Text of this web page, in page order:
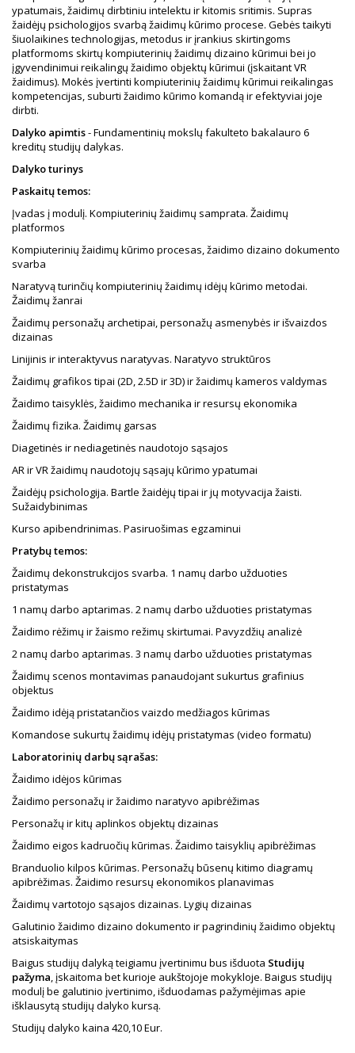
ypatumais, žaidimų dirbtiniu intelektu ir kitomis sritimis. Supras
žaidėjų psichologijos svarbą žaidimų kūrimo procese. Gebės taikyti
šiuolaikines technologijas, metodus ir įrankius skirtingoms
platformoms skirtų kompiuterinių žaidimų dizaino kūrimui bei jo
įgyvendinimui reikalingų žaidimo objektų kūrimui (įskaitant VR
žaidimus). Mokės įvertinti kompiuterinių žaidimų kūrimui reikalingas
kompetencijas, suburti žaidimo kūrimo komandą ir efektyviai joje
dirbti.
Dalyko apimtis- Fundamentinių mokslų fakulteto bakalauro 6
kreditų studijų dalykas.
Dalyko turinys
Paskaitų temos:
Įvadas į modulį. Kompiuterinių žaidimų samprata. Žaidimų
platformos
Kompiuterinių žaidimų kūrimo procesas, žaidimo dizaino dokumento
svarba
Naratyvą turinčių kompiuterinių žaidimų idėjų kūrimo metodai.
Žaidimų žanrai
Žaidimų personažų archetipai, personažų asmenybės ir išvaizdos
dizainas
Linijinis ir interaktyvus naratyvas. Naratyvo struktūros
Žaidimų grafikos tipai (2D, 2.5D ir 3D) ir žaidimų kameros valdymas
Žaidimo taisyklės, žaidimo mechanika ir resursų ekonomika
Žaidimų fizika. Žaidimų garsas
Diagetinės ir nediagetinės naudotojo sąsajos
AR ir VR žaidimų naudotojų sąsajų kūrimo ypatumai
Žaidėjų psichologija. Bartle žaidėjų tipai ir jų motyvacija žaisti.
Sužaidybinimas
Kurso apibendrinimas. Pasiruošimas egzaminui
Pratybų temos:
Žaidimų dekonstrukcijos svarba. 1 namų darbo užduoties
pristatymas
1 namų darbo aptarimas. 2 namų darbo užduoties pristatymas
Žaidimo rėžimų ir žaismo režimų skirtumai. Pavyzdžių analizė
2 namų darbo aptarimas. 3 namų darbo užduoties pristatymas
Žaidimų scenos montavimas panaudojant sukurtus grafinius
objektus
Žaidimo idėją pristatančios vaizdo medžiagos kūrimas
Komandose sukurtų žaidimų idėjų pristatymas (video formatu)
Laboratorinių darbų sąrašas:
Žaidimo idėjos kūrimas
Žaidimo personažų ir žaidimo naratyvo apibrėžimas
Personažų ir kitų aplinkos objektų dizainas
Žaidimo eigos kadruočių kūrimas. Žaidimo taisyklių apibrėžimas
Branduolio kilpos kūrimas. Personažų būsenų kitimo diagramų
apibrėžimas. Žaidimo resursų ekonomikos planavimas
Žaidimų vartotojo sąsajos dizainas. Lygių dizainas
Galutinio žaidimo dizaino dokumento ir pagrindinių žaidimo objektų
atsiskaitymas
Baigus studijų dalyką teigiamu įvertinimu bus išduota Studijų
pažyma, įskaitoma bet kurioje aukštojoje mokykloje. Baigus studijų
modulį be galutinio įvertinimo, išduodamas pažymėjimas apie
išklausytą studijų dalyko kursą.
Studijų dalyko kaina 420,10 Eur.